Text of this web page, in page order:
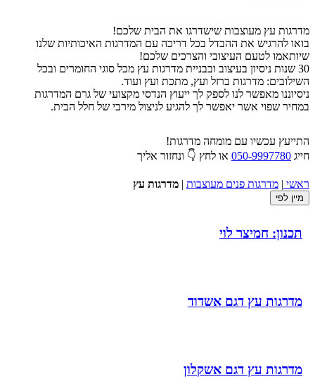
מדרגות עץ מעוצבות שישדרגו את הבית שלכם!
בואו להרגיש את ההבדל בכל דריכה עם המדרגות האיכותיות שלנו
שיותאמו לטעם העיצובי והצרכים שלכם!
30 שנות ניסיון בעיצוב ובבניית מדרגות עץ מכל סוגי החומרים ובכל
השילובים: מדרגות ברזל ועץ, מתכת ועץ ועוד.
ניסיוננו מאפשר לנו לספק לך ייעוץ הנדסי מקצועי של גרם המדרגות
במחיר שפוי אשר יאפשר לך להגיע לניצול מירבי של חלל הבית.
התייעץ עכשיו עם מומחה מדרגות!
חייג 050-9997780 או לחץ 👇 ונחזור אליך
ראשי | מדרגות פנים מעוצבות | מדרגות עץ
מיין לפי
תכנון: חמיצר לוי
מדרגות עץ דגם אשדוד
מדרגות עץ דגם אשקלון